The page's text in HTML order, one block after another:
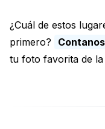
¿Cuál de estos
primero?
tu foto favorita de